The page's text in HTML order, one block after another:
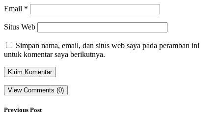
Email *
Situs Web
Simpan nama, email, dan situs web saya pada peramban ini
untuk komentar saya berikutnya.
View Comments (0)
Previous Post